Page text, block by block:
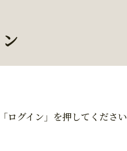
ログイン」を押してください